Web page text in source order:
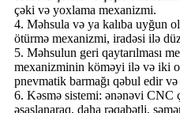
çəki və yoxlama mexanizmi.
4. Məhsula və ya kalıba uyğun
ötürmə mexanizmi, iradəsi ilə
5. Məhsulun geri qaytarılması
mexanizminin köməyi ilə və iki
pnevmatik barmağı qəbul edir və
6. Kəsmə sistemi: ənənəvi CNC
əsaslanaraq, daha rəqabətli,